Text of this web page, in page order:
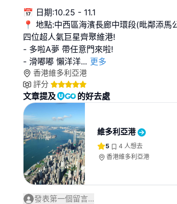
📅 日期:10.25 - 11.1
📍 地點:中西區海濱長廊中環段(毗鄰添馬
四位超人氣巨星齊聚維港!
- 多啦A夢 帶任意門來啦!
- 滑嘟嘟 懶洋洋... 更多
香港維多利亞港
評分
文章提及 的好去處
維多利亞港
5 4 人想去
香港維多利亞港
發表第一個留言...